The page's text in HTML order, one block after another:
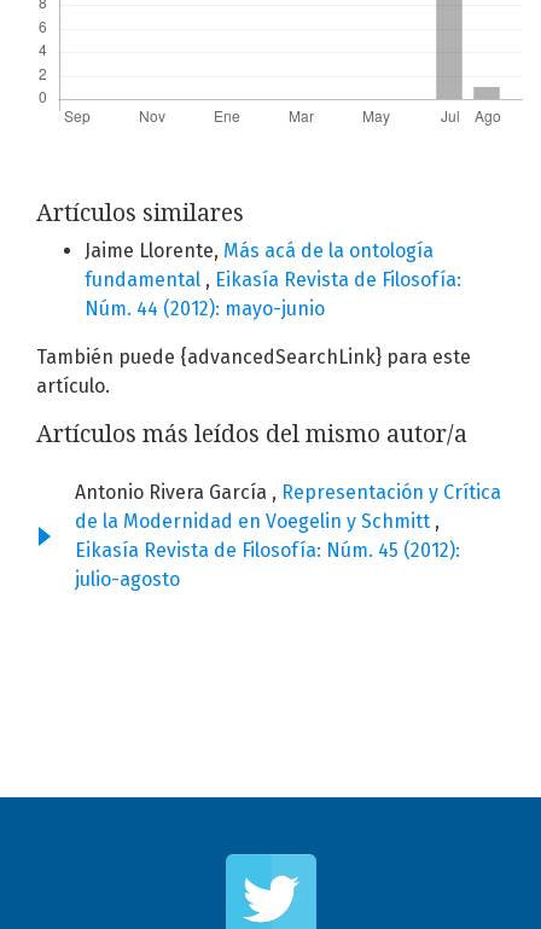
Artículos similares
Jaime Llorente, Más acá de la ontología
fundamental , Eikasía Revista de Filosofía:
Núm. 44 (2012): mayo-junio
También puede {advancedSearchLink} para este
artículo.
Artículos más leídos del mismo autor/a
Antonio Rivera García , Representación y Crítica
de la Modernidad en Voegelin y Schmitt ,
Eikasía Revista de Filosofía: Núm. 45 (2012):
julio-agosto